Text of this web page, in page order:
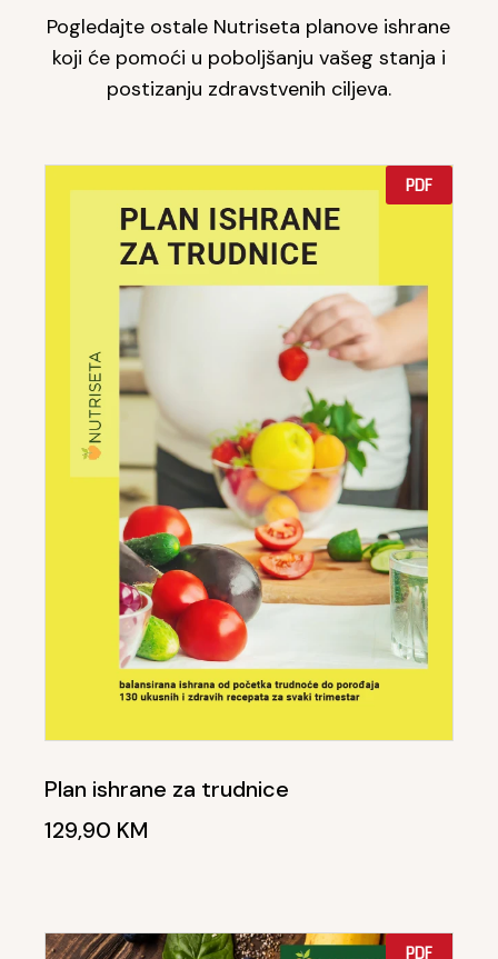
Pogledajte ostale Nutriseta planove ishrane
koji će pomoći u poboljšanju vašeg stanja i
postizanju zdravstvenih ciljeva.
PDF
Plan ishrane za trudnice
129,90 KM
PDF